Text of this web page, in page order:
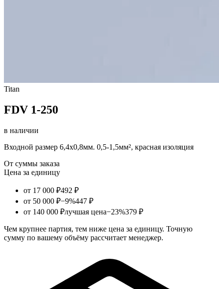
Titan
FDV 1-250
в наличии
Входной размер 6,4х0,8мм. 0,5-1,5мм², красная изоляция
От суммы заказа
Цена за единицу
от 17 000 ₽492 ₽
от 50 000 ₽−9%447 ₽
от 140 000 ₽лучшая цена−23%379 ₽
Чем крупнее партия, тем ниже цена за единицу. Точную
сумму по вашему объёму рассчитает менеджер.